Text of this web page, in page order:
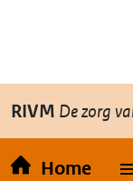
Overslaan en naar
RIVM De zorg
Home